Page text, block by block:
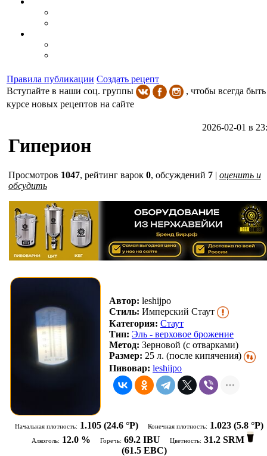
Правила публикации Создать рецепт
Вступайте в наши соц. группы
, чтобы всегда
курсе новых рецептов на сайте
2026-02-01 в
Гиперион
Просмотров 1047, рейтинг варок 0, обсуждений 7 | оценить и
обсудить
Автор: leshijpo
Стиль: Имперский Стаут
Категория: Стаут
Тип: Эль - верховое брожение
Метод: Зерновой (с отварками)
Размер: 25 л. (после кипячения)
Пивовар: leshijpo
Начальная плотность: 1.105 (24.6 °P) Конечная плотность: 1.023 (5.8 °P)
Алкоголь: 12.0 % Горечь: 69.2 IBU Цветность: 31.2 SRM
(61.5 EBC)